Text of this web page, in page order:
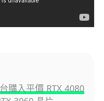
購入平價 RTX 4080